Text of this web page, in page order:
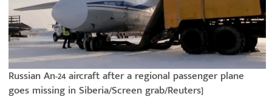
Russian An-24 aircraft after a regional passenger plane
goes missing in Siberia/Screen grab/Reuters]